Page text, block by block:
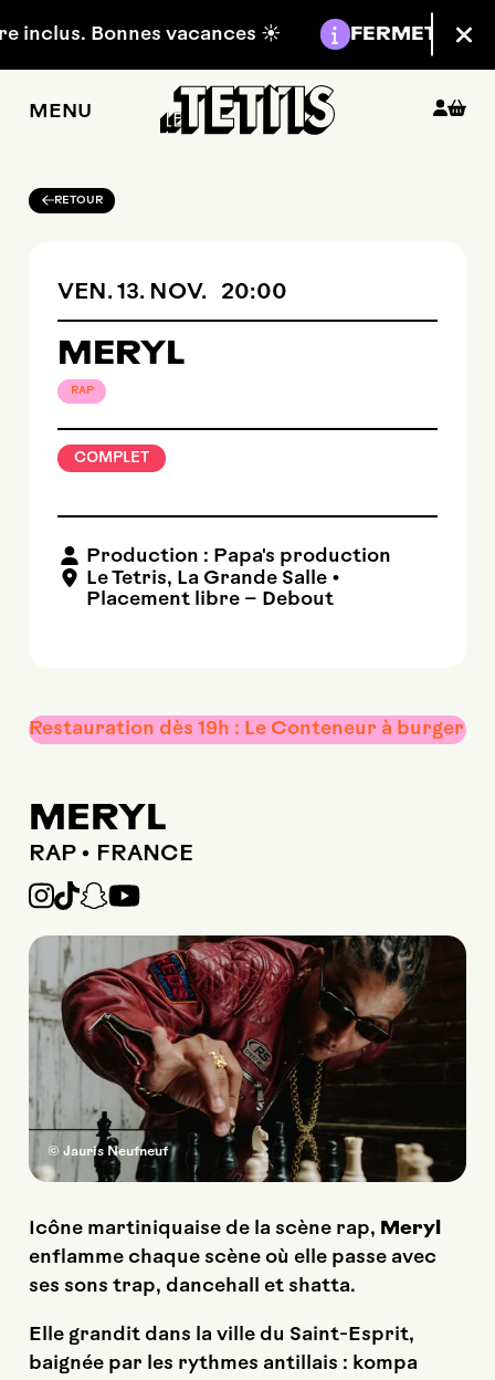
Bonnes vacances ☀️
Information :
FERMETURE
MENU
RETOUR
VENDREDI
VEN. 13. NOVEMBRE
NOV. 20:00
MERYL
RAP
COMPLET
Production : Papa's production
Le Tetris, La Grande Salle •
Placement libre – Debout
Restauration dès 19h : Le Conteneur à burger
MERYL
RAP • FRANCE
© Jauris Neufneuf
Icône martiniquaise de la scène rap, Meryl
enflamme chaque scène où elle passe avec
ses sons trap, dancehall et shatta.
Elle grandit dans la ville du Saint-Esprit,
baignée par les rythmes antillais : kompa